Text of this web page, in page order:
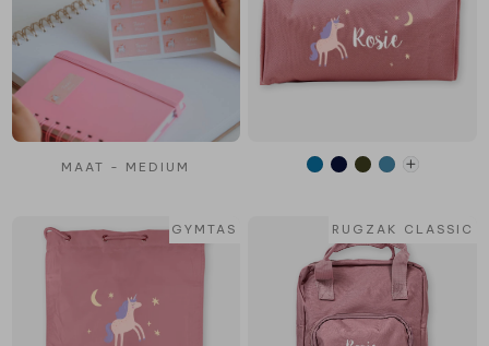
MAAT - MEDIUM
GYMTAS RUGZAK CLASSIC